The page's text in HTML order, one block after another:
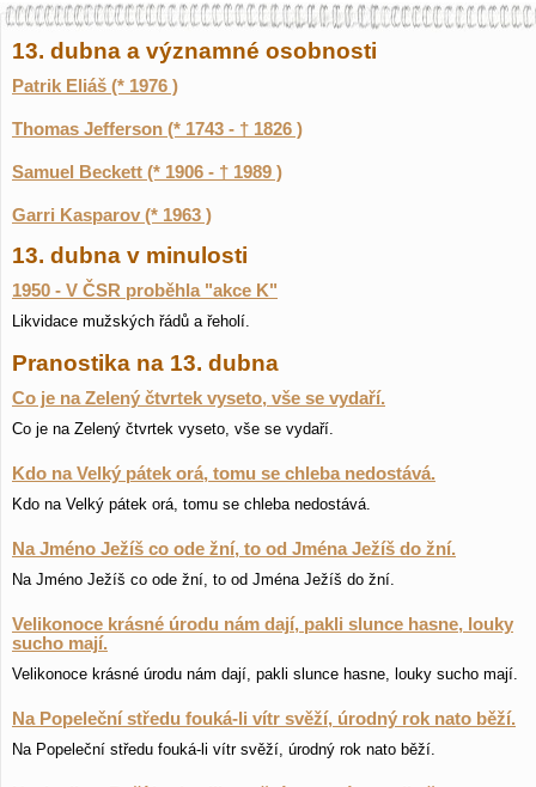
13. dubna a významné osobnosti
Patrik Eliáš (* 1976 )
Thomas Jefferson (* 1743 - † 1826 )
Samuel Beckett (* 1906 - † 1989 )
Garri Kasparov (* 1963 )
13. dubna v minulosti
1950 - V ČSR proběhla "akce K"
Likvidace mužských řádů a řeholí.
Pranostika na 13. dubna
Co je na Zelený čtvrtek vyseto, vše se vydaří.
Co je na Zelený čtvrtek vyseto, vše se vydaří.
Kdo na Velký pátek orá, tomu se chleba nedostává.
Kdo na Velký pátek orá, tomu se chleba nedostává.
Na Jméno Ježíš co ode žní, to od Jména Ježíš do žní.
Na Jméno Ježíš co ode žní, to od Jména Ježíš do žní.
Velikonoce krásné úrodu nám dají, pakli slunce hasne, louky
sucho mají.
Velikonoce krásné úrodu nám dají, pakli slunce hasne, louky sucho mají.
Na Popeleční středu fouká-li vítr svěží, úrodný rok nato běží.
Na Popeleční středu fouká-li vítr svěží, úrodný rok nato běží.